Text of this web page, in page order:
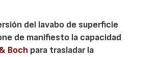
del lavabo de superficie
de manifiesto la capacidad
Boch para trasladar la